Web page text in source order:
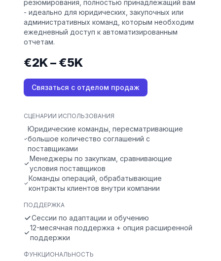
резюмирования, полностью принадлежащий вам
- идеально для юридических, закупочных или
административных команд, которым необходим
ежедневный доступ к автоматизированным
отчетам.
€2K – €5K
Связаться с отделом продаж
СЦЕНАРИИ ИСПОЛЬЗОВАНИЯ
Юридические команды, пересматривающие
большое количество соглашений с
поставщиками
Менеджеры по закупкам, сравнивающие
условия поставщиков
Команды операций, обрабатывающие
контракты клиентов внутри компании
ПОДДЕРЖКА
Сессии по адаптации и обучению
12-месячная поддержка + опция расширенной
поддержки
ФУНКЦИОНАЛЬНОСТЬ